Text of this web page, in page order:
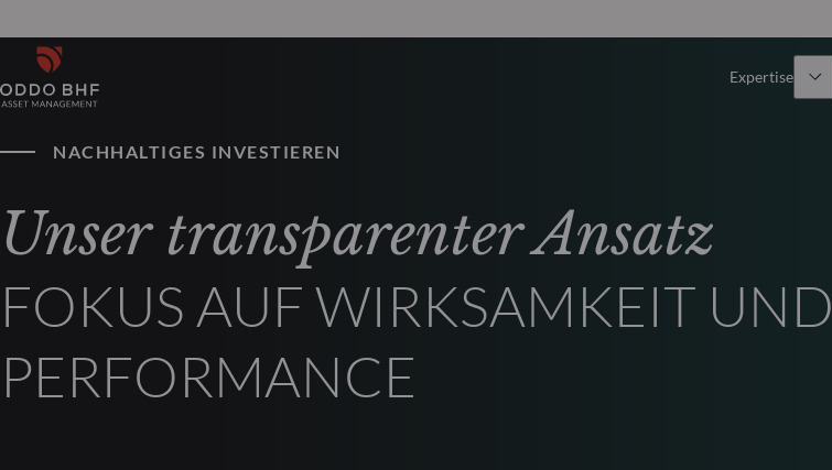
Expertise
Fondsauswahl
NACHHALTIGES INVESTIEREN
Unser transparenter Ansatz
FOKUS AUF WIRKSAMKEIT UND
PERFORMANCE